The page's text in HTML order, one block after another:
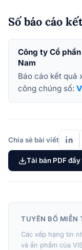
Số báo cáo
Công ty Cổ
Nam
Báo cáo kết quả
công chúng số:
Chia sẻ bài viết
Tải bản PDF đầy
TUYÊN BỐ MIỄN
Các xếp hạng tín
và ấn phẩm của